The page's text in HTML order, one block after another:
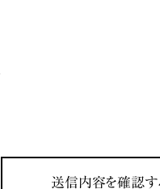
送信内容を確認す